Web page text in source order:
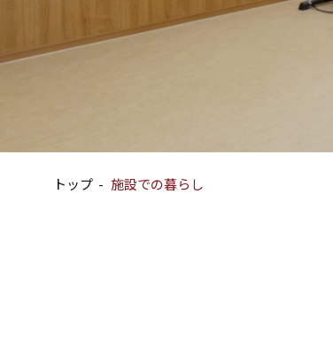
トップ 施設での暮らし